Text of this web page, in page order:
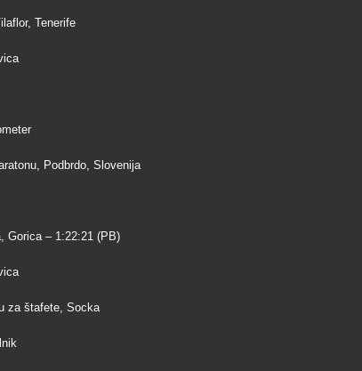
Tenerife
Podbrdo, Slovenija
Gorica – 1:22:21 (PB)
za štafete, Socka